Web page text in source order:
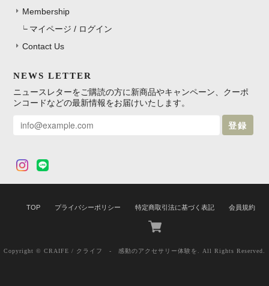
Membership
マイページ / ログイン
Contact Us
NEWS LETTER
ニュースレターをご購読の方に新商品やキャンペーン、クーポ
ンコードなどの最新情報をお届けいたします。
登録
TOP プライバシーポリシー 特定商取引法に基づく表記 会員規約
Copyright © CRAIFE / クライフ - 感動のアクセサリー体験を. All Rights Reserved.